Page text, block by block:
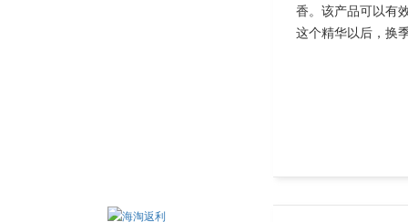
香。该产品可以有
这个精华以后，换